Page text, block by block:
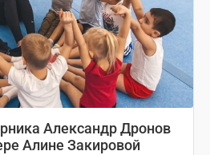
Александр Дронов
Алине Закировой